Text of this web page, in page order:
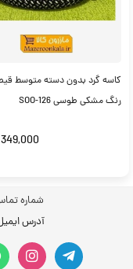
کاسه گرد بدون دسته متوسط
رنگ مشکی طوسی SOO-126
349,000
شماره
آدرس